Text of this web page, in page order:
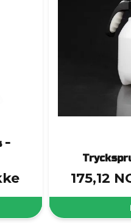
men skonsam
annat vår våfflade svamp
– håller smuts borta
– för exakt och jämn
Borstar & detaljer
komma åt
– för både insida
– för detaljer runt
-
175,12